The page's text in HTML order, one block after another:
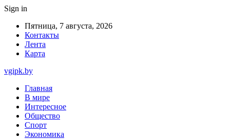
Sign in
Пятница, 7 августа, 2026
Контакты
Лента
Карта
vgipk.by
Главная
В мире
Интересное
Общество
Спорт
Экономика